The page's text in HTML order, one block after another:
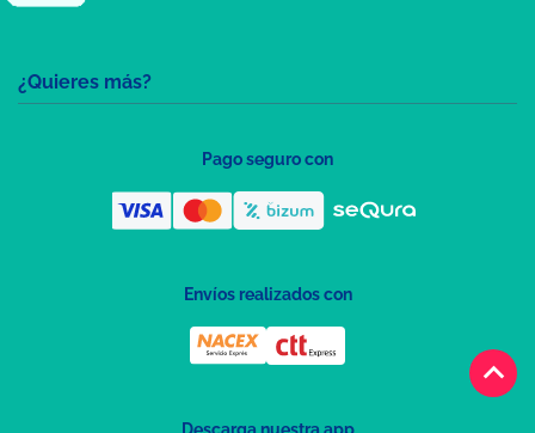
keyboard_arrow_up
¿Quieres más?
Pago seguro con
Envíos realizados con
Descarga nuestra app